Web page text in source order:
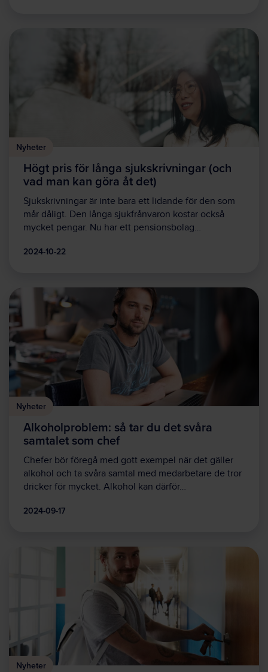
Nyheter
Högt pris för långa sjukskrivningar (och
vad man kan göra åt det)
Sjukskrivningar är inte bara ett lidande för den som
mår dåligt. Den långa sjukfrånvaron kostar också
mycket pengar. Nu har ett pensionsbolag…
2024-10-22
Nyheter
Alkoholproblem: så tar du det svåra
samtalet som chef
Chefer bör föregå med gott exempel när det gäller
alkohol och ta svåra samtal med medarbetare de tror
dricker för mycket. Alkohol kan därför…
2024-09-17
Nyheter